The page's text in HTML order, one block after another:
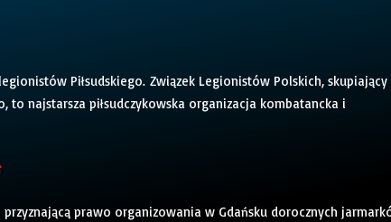
Piłsudskiego. Związek Legionistów Polskich, skupiający
to najstarsza piłsudczykowska organizacja kombatancka i
prawo organizowania w Gdańsku dorocznych